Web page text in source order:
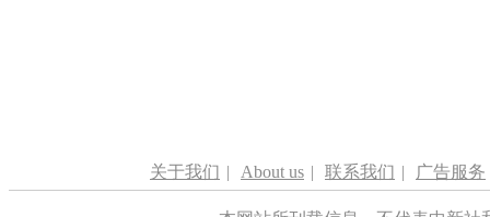
关于我们 | About us | 联系我们 | 广告服务